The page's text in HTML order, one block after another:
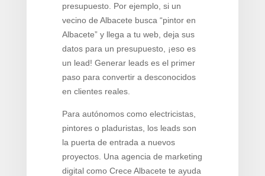
presupuesto. Por ejemplo, si un
vecino de Albacete busca “pintor en
Albacete” y llega a tu web, deja sus
datos para un presupuesto, ¡eso es
un lead! Generar leads es el primer
paso para convertir a desconocidos
en clientes reales.
Para autónomos como electricistas,
pintores o pladuristas, los leads son
la puerta de entrada a nuevos
proyectos. Una agencia de marketing
digital como Crece Albacete te ayuda